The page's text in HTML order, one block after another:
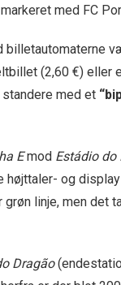
med FC
billetautomaterne
(2,60 €) eller
med et
Emod Estádio do
højttaler- og
linje, men det
Dragão